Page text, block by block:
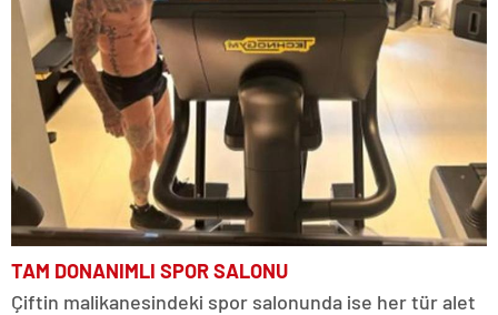
TAM DONANIMLI SPOR SALONU
Çiftin malikanesindeki spor salonunda ise her tür alet